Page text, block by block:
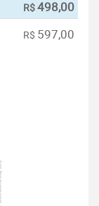
R$498,00
R$ 597,00